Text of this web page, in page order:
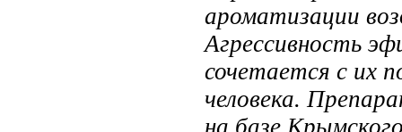
ароматизации
Агрессивность
сочетается с их
человека.
на базе